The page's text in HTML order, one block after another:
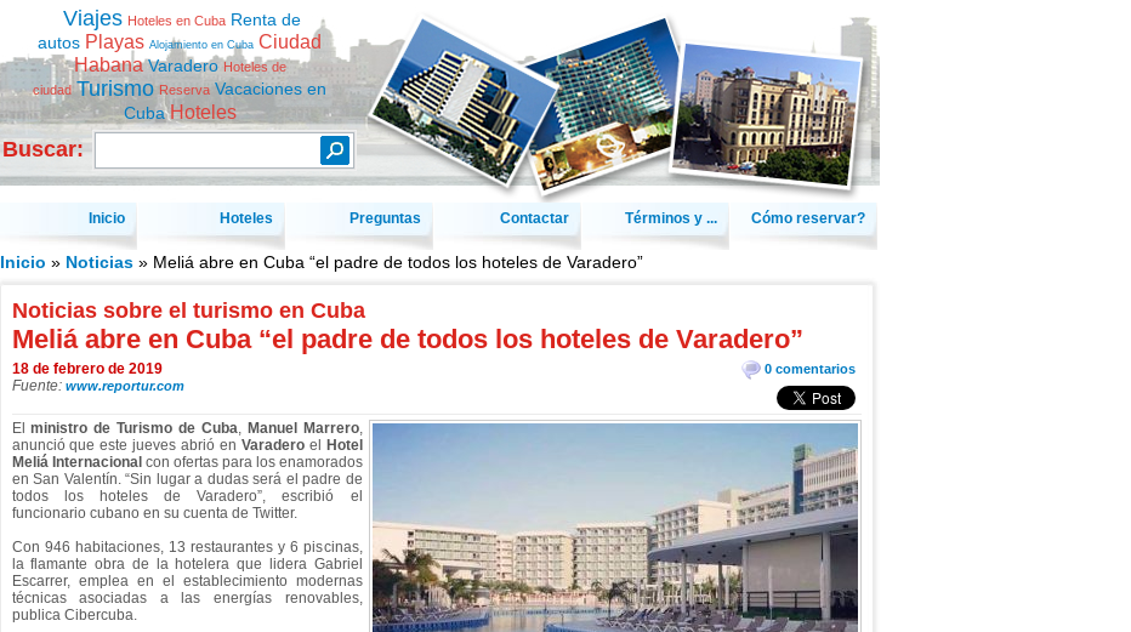
Viajes Hoteles en Cuba Renta de
autos Playas Alojamiento en Cuba Ciudad
Habana Varadero Hoteles de
ciudad Turismo Reserva Vacaciones en
Cuba Hoteles
Buscar:
Inicio Hoteles Preguntas Contactar Términos y ... Cómo reservar?
Inicio » Noticias» Meliá abre en Cuba “el padre de todos los hoteles de Varadero”
Noticias sobre el turismo en Cuba
Meliá abre en Cuba “el padre de todos los hoteles de Varadero”
0 comentarios
18 de febrero de 2019
Fuente: www.reportur.com
Elministro de Turismo de Cuba, Manuel Marrero,
anunció que este jueves abrió en Varaderoel
Hotel
Meliá Internacional con ofertas para los enamorados
en San Valentín. “Sin lugar a dudas será el padre de
todos los hoteles de Varadero”, escribió el
funcionario cubano en su cuenta de Twitter.
Con 946 habitaciones, 13 restaurantes y 6 piscinas,
la flamante obra de la hotelera que lidera Gabriel
Escarrer, emplea en el establecimiento modernas
técnicas asociadas a las energías renovables,
publica Cibercuba.